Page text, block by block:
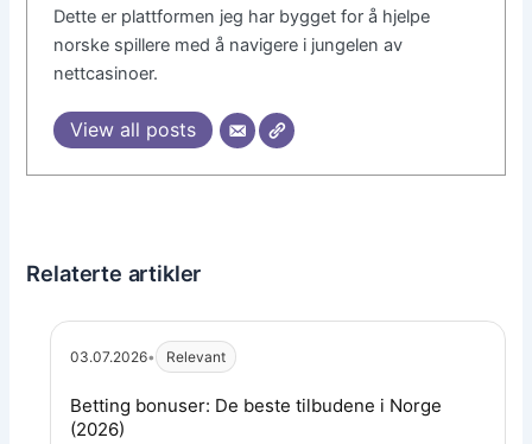
Dette er plattformen jeg har bygget for å hjelpe
norske spillere med å navigere i jungelen av
nettcasinoer.
View all posts
Relaterte artikler
03.07.2026• Relevant
Les artikkel:
Betting bonuser: De beste tilbudene i Norge
(2026)